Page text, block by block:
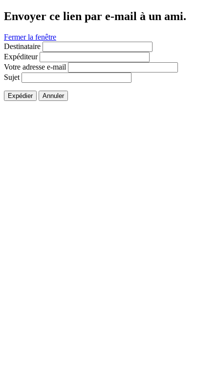
Envoyer ce lien par e-mail à un ami.
Fermer la fenêtre
Destinataire
Expéditeur
Votre adresse e-mail
Sujet
Expédier Annuler